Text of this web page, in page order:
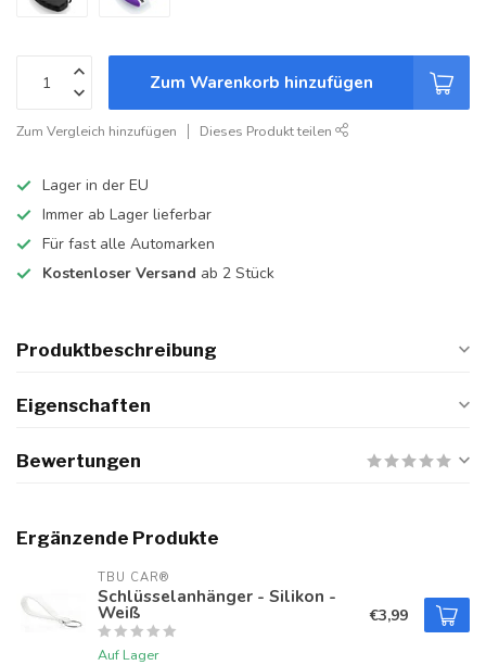
Zum Warenkorb hinzufügen
Zum Vergleich hinzufügen Dieses Produkt teilen
Lager in der EU
Immer ab Lager lieferbar
Für fast alle Automarken
Kostenloser Versand ab 2 Stück
Produktbeschreibung
Eigenschaften
Bewertungen
Ergänzende Produkte
TBU CAR®
Schlüsselanhänger - Silikon -
Weiß
Auf Lager
€3,99